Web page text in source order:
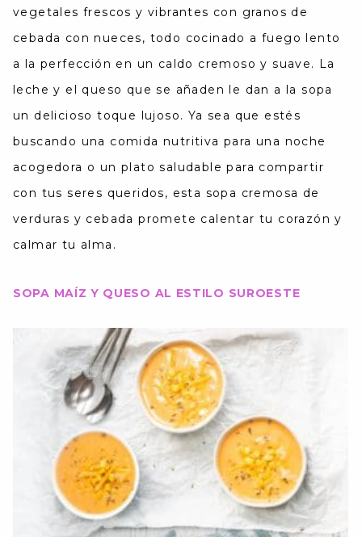
vegetales frescos y vibrantes con granos de
cebada con nueces, todo cocinado a fuego lento
a la perfección en un caldo cremoso y suave. La
leche y el queso que se añaden le dan a la sopa
un delicioso toque lujoso. Ya sea que estés
buscando una comida nutritiva para una noche
acogedora o un plato saludable para compartir
con tus seres queridos, esta sopa cremosa de
verduras y cebada promete calentar tu corazón y
calmar tu alma.
SOPA MAÍZ Y QUESO AL ESTILO SUROESTE